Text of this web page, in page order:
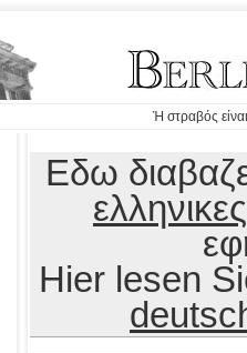
Ή στραβός
Εδω
ελληνικες
Hier lesen